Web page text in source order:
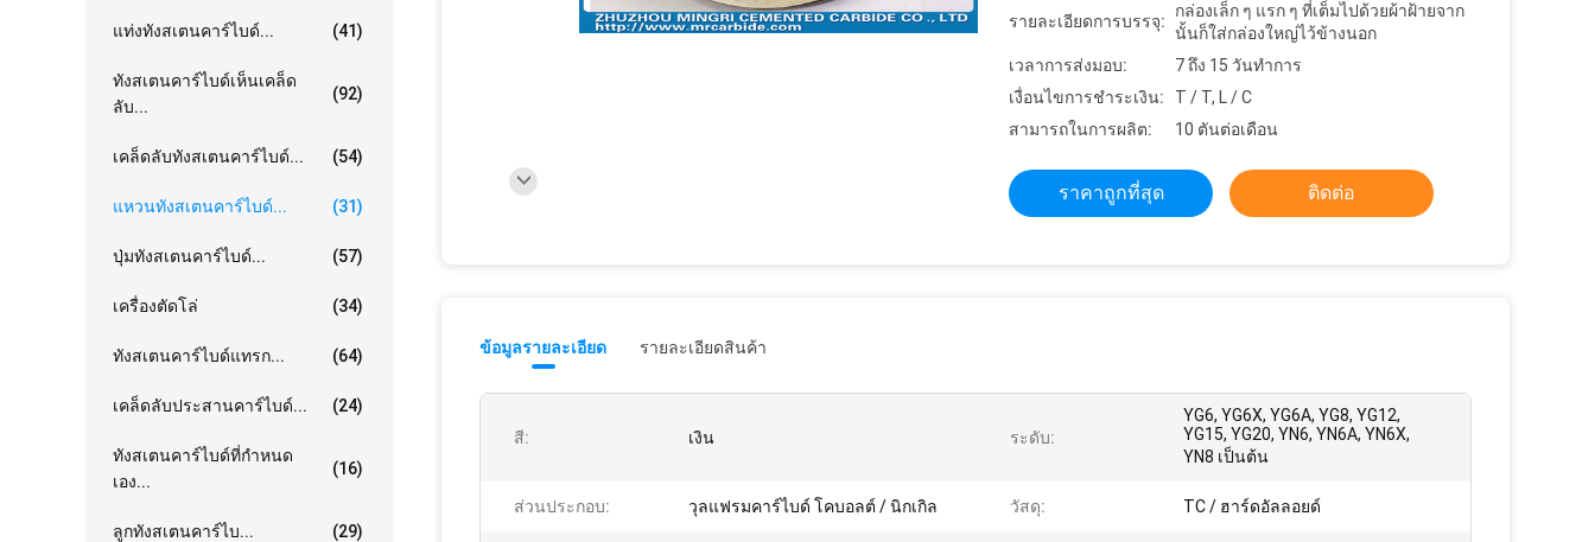
แท่งทังสเตนคาร์ไบด์... (41)
ทังสเตนคาร์ไบด์เห็นเคล็ด
ลับ...
(92)
เคล็ดลับทังสเตนคาร์ไบด์... (54)
แหวนทังสเตนคาร์ไบด์... (31)
ปุ่มทังสเตนคาร์ไบด์... (57)
เครื่องตัดโล่ (34)
ทังสเตนคาร์ไบด์แทรก... (64)
เคล็ดลับประสานคาร์ไบด์... (24)
ทังสเตนคาร์ไบด์ที่กำหนด
เอง...
(16)
ลูกทังสเตนคาร์ไบ... (29)
รายละเอียดการบรรจุ:
กล่องเล็ก ๆ แรก ๆ ที่เต็มไปด้วยผ้าฝ้ายจาก
นั้นก็ใส่กล่องใหญ่ไว้ข้างนอก
เวลาการส่งมอบ:
7 ถึง 15 วันทำการ
เงื่อนไขการชำระเงิน:
T / T, L / C
สามารถในการผลิต:
10 ตันต่อเดือน
ราคาถูกที่สุด ติดต่อ
ข้อมูลรายละเอียด รายละเอียดสินค้า
สี: เงิน ระดับ:
YG6, YG6X, YG6A, YG8, YG12,
YG15, YG20, YN6, YN6A, YN6X,
YN8 เป็นต้น
ส่วนประกอบ: วุลแฟรมคาร์ไบด์ โคบอลต์ / นิกเกิล วัสดุ: TC / ฮาร์ดอัลลอยด์